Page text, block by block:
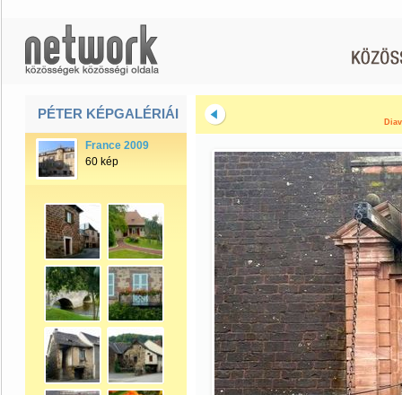
PÉTER KÉPGALÉRIÁI
France 2009
60 kép